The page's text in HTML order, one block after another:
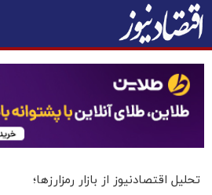
تحلیل اقتصادنیوز از بازار رمزارزها؛